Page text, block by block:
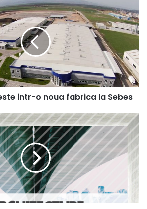
intr-o noua fabrica la Sebes